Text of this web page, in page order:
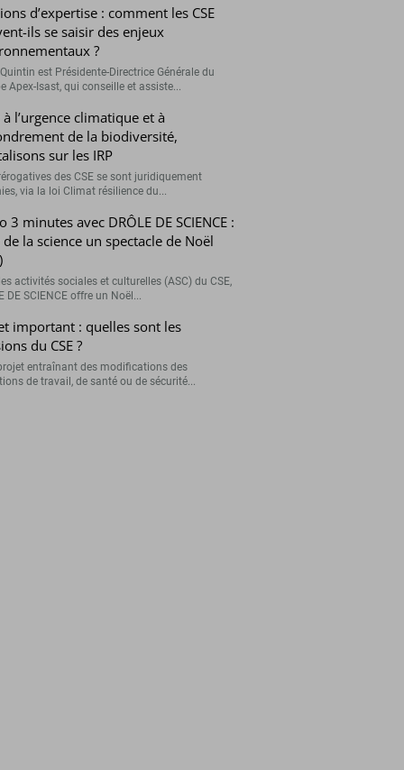
d’expertise : comment les CSE
ils se saisir des enjeux
?
est Présidente-Directrice Générale du
Apex-Isast, qui conseille et assiste...
à l’urgence climatique et à
de la biodiversité,
sur les IRP
des CSE se sont juridiquement
via la loi Climat résilience du...
3 minutes avec DRÔLE DE SCIENCE :
la science un spectacle de Noël
activités sociales et culturelles (ASC) du CSE,
DE SCIENCE offre un Noël...
important : quelles sont les
du CSE ?
entraînant des modifications des
de travail, de santé ou de sécurité...